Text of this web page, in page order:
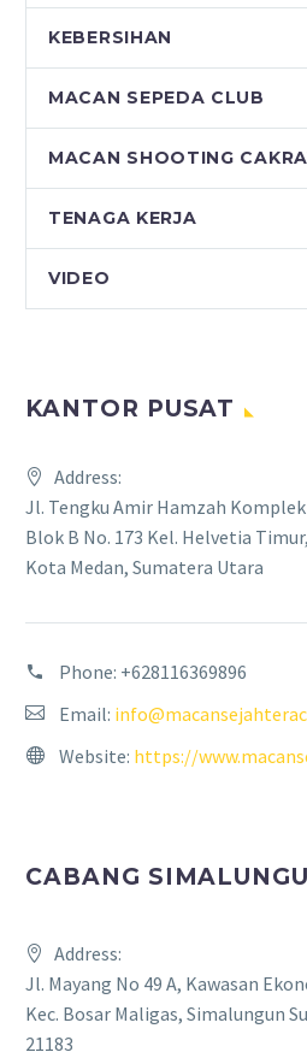
KEBERSIHAN
MACAN SEPEDA CLUB
MACAN SHOOTING
TENAGA KERJA
VIDEO
KANTOR PUSAT
Address:
Jl. Tengku Amir Hamzah
Blok B No. 173 Kel. Helvetia
Kota Medan, Sumatera Utara
Phone: +628116369896
Email:
Website: https://
CABANG
Address:
Jl. Mayang No 49 A, Kawasan
Kec. Bosar Maligas, Simalungun
21183